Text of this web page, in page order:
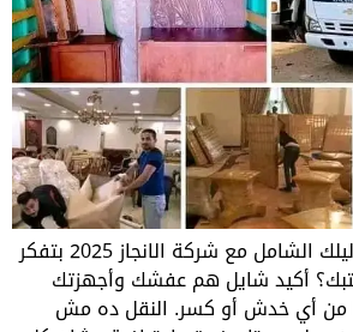
نقل اثاث في مصر | دليلك الشامل مع شركة الانجاز 2025 بتفكر
هم عفشك وأجهزتك
كسر. النقل ده مش